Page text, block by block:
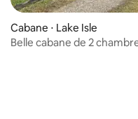
: 5 sur 5
sur la base de 114
Cabane ⋅ Lake Isle
Belle cabane de 2